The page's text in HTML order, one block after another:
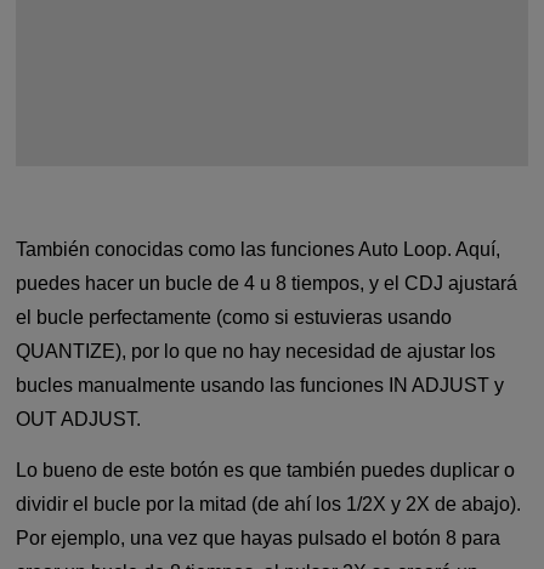
También conocidas como las funciones Auto Loop. Aquí,
puedes hacer un bucle de 4 u 8 tiempos, y el CDJ ajustará
el bucle perfectamente (como si estuvieras usando
QUANTIZE), por lo que no hay necesidad de ajustar los
bucles manualmente usando las funciones IN ADJUST y
OUT ADJUST.
Lo bueno de este botón es que también puedes duplicar o
dividir el bucle por la mitad (de ahí los 1/2X y 2X de abajo).
Por ejemplo, una vez que hayas pulsado el botón 8 para